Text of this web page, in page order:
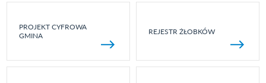
PROJEKT CYFROWA
GMINA
REJESTR ŻŁOBKÓW